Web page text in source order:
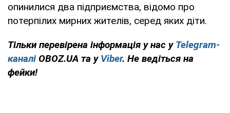
опинилися два підприємства, відомо про
потерпілих мирних жителів, серед яких діти.
Тільки перевірена інформація у нас у Telegram-
каналі OBOZ.UA та у Viber. Не ведіться на
фейки!